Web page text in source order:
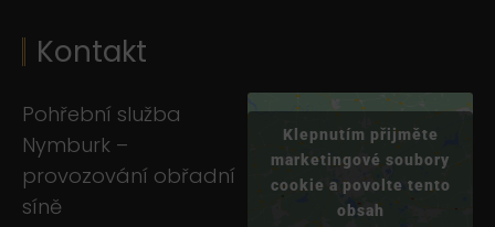
Kontakt
Pohřební služba
Nymburk –
provozování obřadní
síně
Klepnutím přijměte
marketingové soubory
cookie a povolte tento
obsah